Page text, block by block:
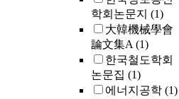
학회논문지 (1)
大韓機械學會
論文集A(1)
한국철도학회
논문집 (1)
에너지공학 (1)